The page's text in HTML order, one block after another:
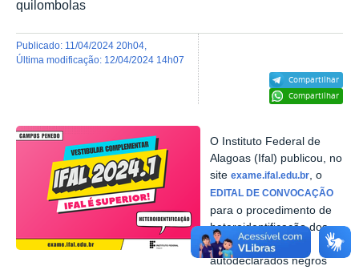
quilombolas
Compartilhar
Compartilhar
publicado: 11/04/2024 20h04
última modificação: 12/04/2024 14h07
O Instituto Federal de
Alagoas (Ifal) publicou, no
siteexame.ifal.edu.br , o
EDITAL DE CONVOCAÇÃO
para o procedimento de
heteroidentificação dos
candidatos
autodeclarados negros